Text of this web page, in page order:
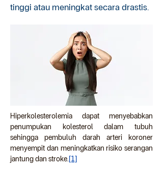
tinggi atau meningkat secara drastis.
Hiperkolesterolemia dapat menyebabkan
penumpukan kolesterol dalam tubuh
sehingga pembuluh darah arteri koroner
menyempit dan meningkatkan risiko serangan
jantung dan stroke. [1]